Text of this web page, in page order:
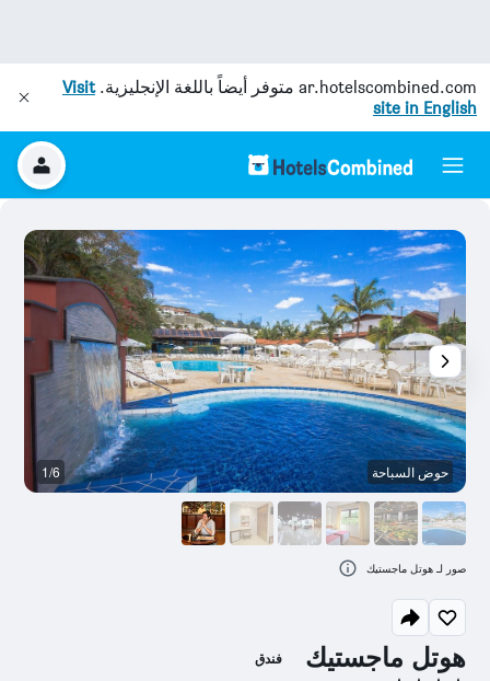
ar.hotelscombined.com متوفر أيضاً باللغة الإنجليزية.Visit
site in English
هوتل ماجستيك فندق
حوض السباحة 1/6
صور لـ هوتل ماجستيك